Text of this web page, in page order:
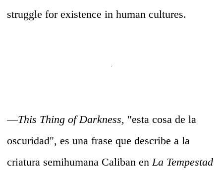
struggle for existence in human cultures.
—This Thing of Darkness, "esta cosa de la
oscuridad", es una frase que describe a la
criatura semihumana Caliban en La Tempestad